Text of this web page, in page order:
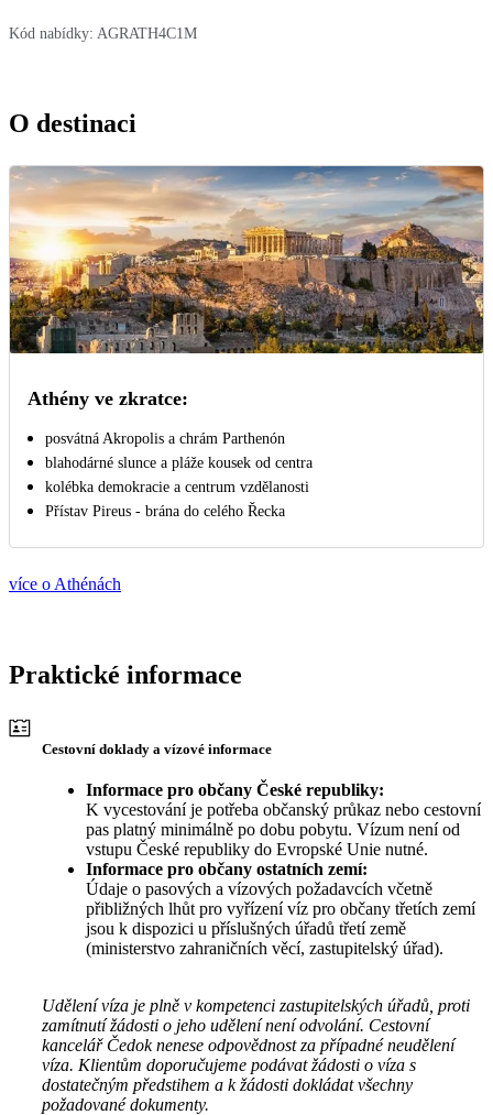
Kód nabídky: AGRATH4C1M
O destinaci
Athény ve zkratce:
posvátná Akropolis a chrám Parthenón
blahodárné slunce a pláže kousek od centra
kolébka demokracie a centrum vzdělanosti
Přístav Pireus - brána do celého Řecka
více o Athénách
Praktické informace
Cestovní doklady a vízové informace
Informace pro občany České republiky:
K vycestování je potřeba občanský průkaz nebo cestovní
pas platný minimálně po dobu pobytu. Vízum není od
vstupu České republiky do Evropské Unie nutné.
Informace pro občany ostatních zemí:
Údaje o pasových a vízových požadavcích včetně
přibližných lhůt pro vyřízení víz pro občany třetích zemí
jsou k dispozici u příslušných úřadů třetí země
(ministerstvo zahraničních věcí, zastupitelský úřad).
Udělení víza je plně v kompetenci zastupitelských úřadů, proti
zamítnutí žádosti o jeho udělení není odvolání. Cestovní
kancelář Čedok nenese odpovědnost za případné neudělení
víza. Klientům doporučujeme podávat žádosti o víza s
dostatečným předstihem a k žádosti dokládat všechny
požadované dokumenty.